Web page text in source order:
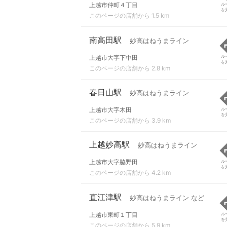
上越市仲町４丁目
このページの店舗から 1.5 km
ル
を
南高田駅 妙高はねうまライン
上越市大字下中田
このページの店舗から 2.8 km
ル
を
春日山駅 妙高はねうまライン
上越市大字木田
このページの店舗から 3.9 km
ル
を
上越妙高駅 妙高はねうまライン
上越市大字脇野田
このページの店舗から 4.2 km
ル
を
直江津駅 妙高はねうまライン など
上越市東町１丁目
このページの店舗から 5.9 km
ル
を